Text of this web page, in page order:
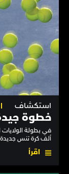
استكشاف
خطوة جيدة
ألف كرة تنس جديدة،
اقرأ